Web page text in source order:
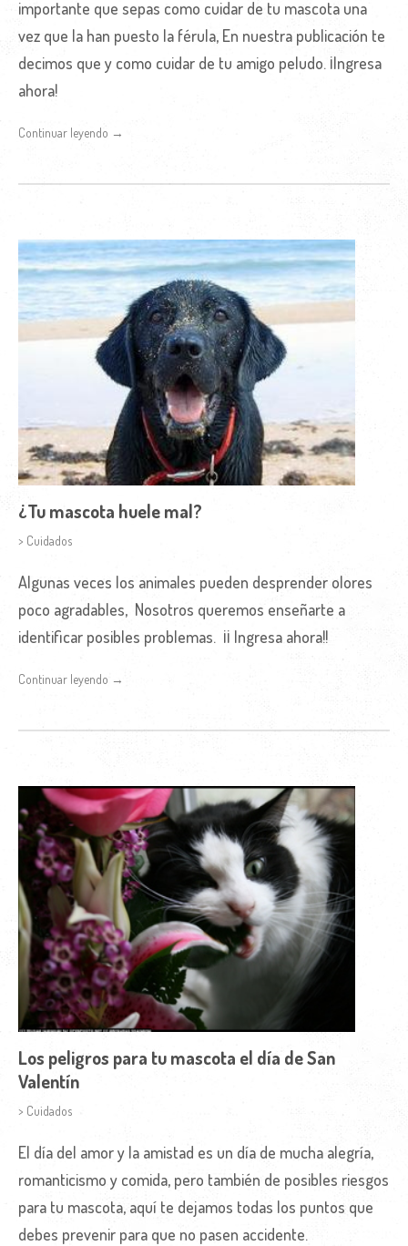
importante que sepas como cuidar de tu mascota una
vez que la han puesto la férula, En nuestra publicación te
decimos que y como cuidar de tu amigo peludo. ¡Ingresa
ahora!
Continuar leyendo →
¿Tu mascota huele mal?
> Cuidados
Algunas veces los animales pueden desprender olores
poco agradables, Nosotros queremos enseñarte a
identificar posibles problemas. ¡¡ Ingresa ahora!!
Continuar leyendo →
Los peligros para tu mascota el día de San
Valentín
> Cuidados
El día del amor y la amistad es un día de mucha alegría,
romanticismo y comida, pero también de posibles riesgos
para tu mascota, aquí te dejamos todas los puntos que
debes prevenir para que no pasen accidente.